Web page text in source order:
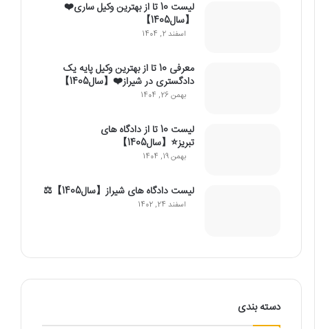
لیست 10 تا از بهترین وکیل ساری❤️
【سال1405】
اسفند 2, 1404
معرفی 10 تا از بهترین وکیل پایه یک
دادگستری در شیراز❤️【سال1405】
بهمن 26, 1404
لیست 10 تا از دادگاه های
تبریز⭐【سال1405】
بهمن 19, 1404
لیست دادگاه های شیراز【سال1405】⚖️
اسفند 24, 1402
دسته بندی